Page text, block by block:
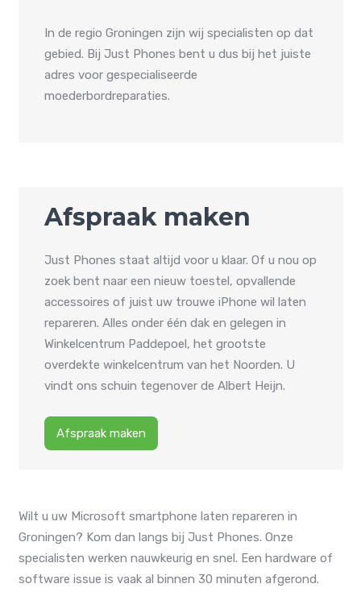
In de regio Groningen zijn wij specialisten op dat
gebied. Bij Just Phones bent u dus bij het juiste
adres voor gespecialiseerde
moederbordreparaties.
Afspraak maken
Just Phones staat altijd voor u klaar. Of u nou op
zoek bent naar een nieuw toestel, opvallende
accessoires of juist uw trouwe iPhone wil laten
repareren. Alles onder één dak en gelegen in
Winkelcentrum Paddepoel, het grootste
overdekte winkelcentrum van het Noorden. U
vindt ons schuin tegenover de Albert Heijn.
Afspraak maken
Wilt u uw Microsoft smartphone laten repareren in
Groningen? Kom dan langs bij Just Phones. Onze
specialisten werken nauwkeurig en snel. Een hardware of
software issue is vaak al binnen 30 minuten afgerond.